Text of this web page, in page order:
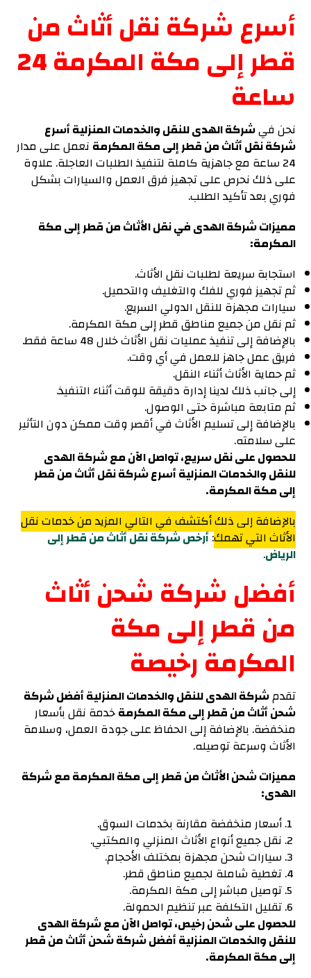
أسرع شركة نقل أثاث من
قطر إلى مكة المكرمة 24
ساعة
نحن فيشركة الهدى للنقل والخدمات المنزلية أسرع
شركة نقل أثاث من قطر إلى مكة المكرمة نعمل على مدار
24 ساعة مع جاهزية كاملة لتنفيذ الطلبات العاجلة. علاوة
على ذلك نحرص على تجهيز فرق العمل والسيارات بشكل
فوري بعد تأكيد الطلب.
مميزات شركة الهدى في نقل الأثاث من قطر إلى مكة
المكرمة:
استجابة سريعة لطلبات نقل الأثاث.
ثم تجهيز فوري للفك والتغليف والتحميل.
سيارات مجهزة للنقل الدولي السريع.
ثم نقل من جميع مناطق قطر إلى مكة المكرمة.
بالإضافة إلى تنفيذ عمليات نقل الأثاث خلال 48 ساعة فقط.
فريق عمل جاهز للعمل في أي وقت.
ثم حماية الأثاث أثناء النقل.
إلى جانب ذلك لدينا إدارة دقيقة للوقت أثناء التنفيذ.
ثم متابعة مباشرة حتى الوصول.
بالإضافة إلى تسليم الأثاث في أقصر وقت ممكن دون التأثير
على سلامته.
للحصول على نقل سريع، تواصل الآن مع شركة الهدى
للنقل والخدمات المنزلية أسرع شركة نقل أثاث من قطر
إلى مكة المكرمة.
بالإضافة إلى ذلك أكتشف في التالي المزيد من خدمات نقل
الأثاث التي تهمك:أرخص شركة نقل أثاث من قطر إلى
الرياض.
أفضل شركة شحن أثاث
من قطر إلى مكة
المكرمة رخيصة
تقدمشركة الهدى للنقل والخدمات المنزلية أفضل شركة
شحن أثاث من قطر إلى مكة المكرمةخدمة نقل بأسعار
منخفضة. بالإضافة إلى الحفاظ على جودة العمل، وسلامة
الأثاث وسرعة توصيله.
مميزات شحن الأثاث من قطر إلى مكة المكرمة مع شركة
الهدى:
أسعار منخفضة مقارنة بخدمات السوق.
نقل جميع أنواع الأثاث المنزلي والمكتبي.
سيارات شحن مجهزة بمختلف الأحجام.
تغطية شاملة لجميع مناطق قطر.
توصيل مباشر إلى مكة المكرمة.
تقليل التكلفة عبر تنظيم الحمولة.
للحصول على شحن رخيص، تواصل الآن مع شركة الهدى
للنقل والخدمات المنزلية أفضل شركة شحن أثاث من قطر
إلى مكة المكرمة.